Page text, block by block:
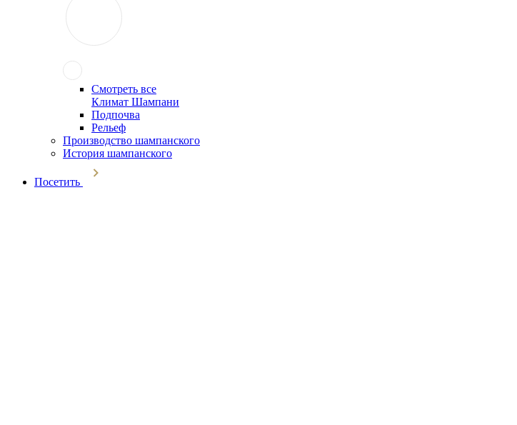
Смотреть все
Климат Шампани
Подпочва
Рельеф
Производство шампанского
История шампанского
Посетить